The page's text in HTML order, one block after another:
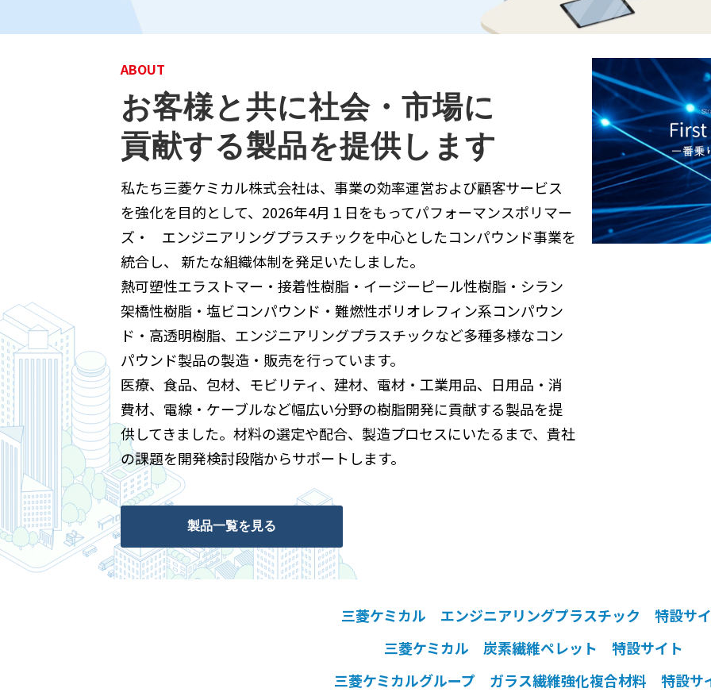
ABOUT
お客様と共に社会・市場に
貢献する製品を提供します
私たち三菱ケミカル株式会社は、事業の効率運営および顧客サービス
を強化を目的として、2026年4月１日をもってパフォーマンスポリマー
ズ・ エンジニアリングプラスチックを中心としたコンパウンド事業を
統合し、 新たな組織体制を発足いたしました。
熱可塑性エラストマー・接着性樹脂・イージーピール性樹脂・シラン
架橋性樹脂・塩ビコンパウンド・難燃性ポリオレフィン系コンパウン
ド・高透明樹脂、エンジニアリングプラスチックなど多種多様なコン
パウンド製品の製造・販売を行っています。
医療、食品、包材、モビリティ、建材、電材・工業用品、日用品・消
費材、電線・ケーブルなど幅広い分野の樹脂開発に貢献する製品を提
供してきました。材料の選定や配合、製造プロセスにいたるまで、貴社
の課題を開発検討段階からサポートします。
製品一覧を見る
三菱ケミカル エンジニアリングプラスチック 特設サ
三菱ケミカル 炭素繊維ペレット 特設サイト
三菱ケミカルグループ ガラス繊維強化複合材料 特設サ